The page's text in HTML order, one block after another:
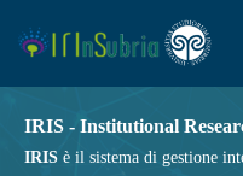
IRIS - Institutional
IRIS è il sistema di gestione